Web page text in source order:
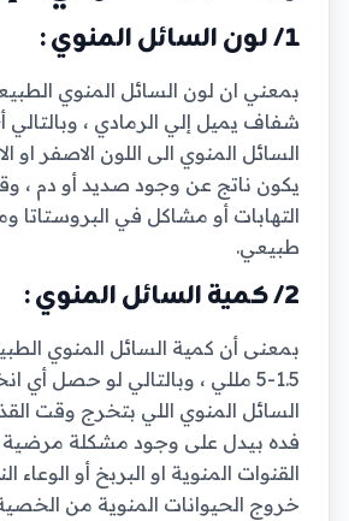
1/ لون السائل المنوي :
بمعني ان لون السائل المنوي
شفاف يميل إلي الرمادي ،
السائل المنوي الى اللون الاصفر او
يكون ناتج عن وجود صديد أو دم ،
التهابات أو مشاكل في
طبيعي.
2/ كمية السائل المنوي :
بمعنى أن كمية السائل المنوي
1.5-5 مللي ، وبالتالي لو حصل
فده بيدل على وجود مشكلة
القنوات المنوية او البربخ أو الوعاء
خروج الحيوانات المنوية من